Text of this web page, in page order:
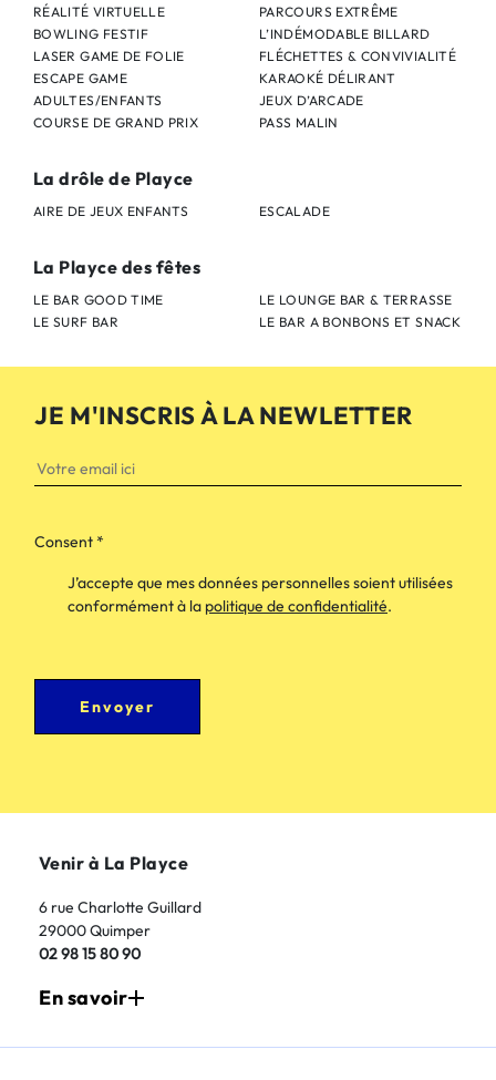
RÉALITÉ VIRTUELLE
BOWLING FESTIF
LASER GAME DE FOLIE
ESCAPE GAME
ADULTES/ENFANTS
COURSE DE GRAND PRIX
PARCOURS EXTRÊME
L’INDÉMODABLE BILLARD
FLÉCHETTES & CONVIVIALITÉ
KARAOKÉ DÉLIRANT
JEUX D’ARCADE
PASS MALIN
La drôle de Playce
AIRE DE JEUX ENFANTS ESCALADE
La Playce des fêtes
LE BAR GOOD TIME
LE SURF BAR
LE LOUNGE BAR & TERRASSE
LE BAR A BONBONS ET SNACK
JE M'INSCRIS À LA NEWLETTER
Consent*
J’accepte que mes données personnelles soient utilisées
conformément à la politique de confidentialité.
Envoyer
Venir à La Playce
6 rue Charlotte Guillard
29000 Quimper
02 98 15 80 90
En savoir